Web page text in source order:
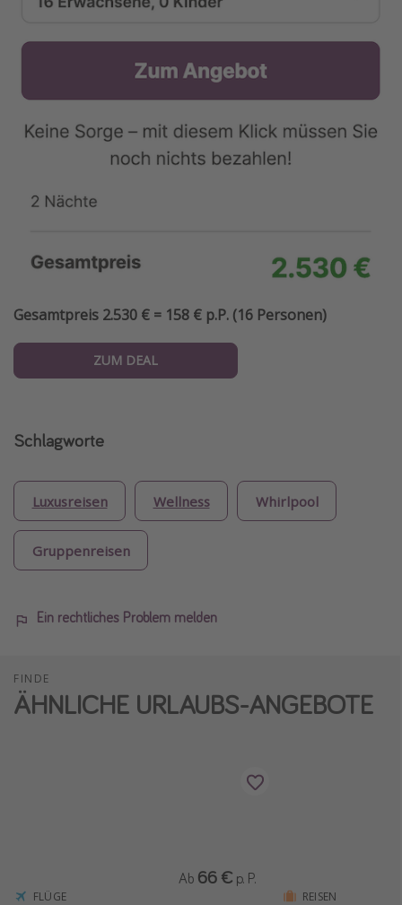
Gesamtpreis 2.530 € = 158 € p.P. (16 Personen)
ZUM DEAL
Schlagworte
Luxusreisen Wellness Whirlpool
Gruppenreisen
Ein rechtliches Problem melden
FINDE
ÄHNLICHE URLAUBS-ANGEBOTE
FLÜGE
Ab 66 € p. P.
REISEN